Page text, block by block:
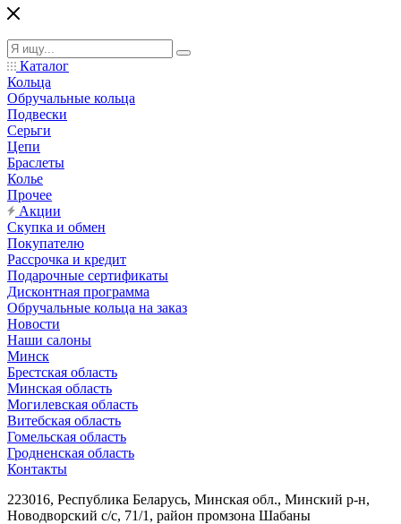
Каталог
Кольца
Обручальные кольца
Подвески
Серьги
Цепи
Браслеты
Колье
Прочее
Акции
Скупка и обмен
Покупателю
Рассрочка и кредит
Подарочные сертификаты
Дисконтная программа
Обручальные кольца на заказ
Новости
Наши салоны
Минск
Брестская область
Минская область
Могилевская область
Витебская область
Гомельская область
Гродненская область
Контакты
223016, Республика Беларусь, Минская обл., Минский р-н,
Новодворский с/с, 71/1, район промзона Шабаны